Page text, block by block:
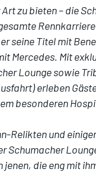
zu bieten – die
seine Titel mit
Mercedes. Mit
Lounge sowie
erleben
besonderen
Relikten und
Schumacher
jenen, die eng mit